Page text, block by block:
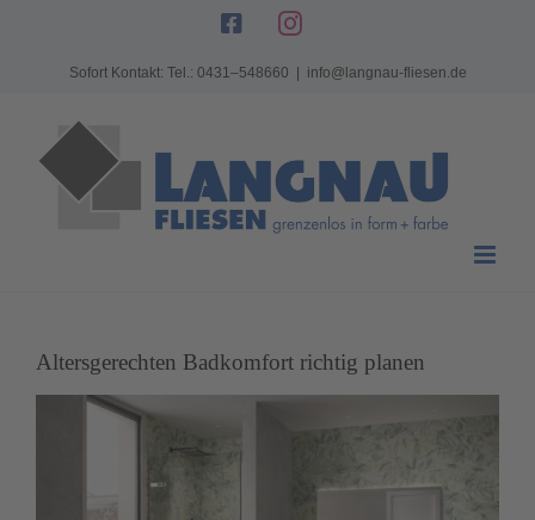
FacebookInstagram
Sofort Kontakt: Tel.: 0431–548660 info@langnau-fliesen.de
Altersgerechten Badkomfort richtig planen